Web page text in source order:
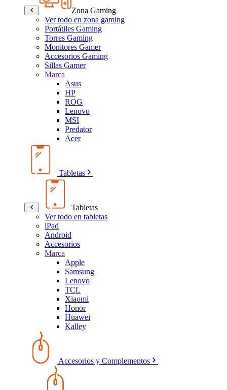
Zona Gaming
Ver todo en zona gaming
Portátiles Gaming
Torres Gaming
Monitores Gamer
Accesorios Gaming
Sillas Gamer
Marca
Asus
HP
ROG
Lenovo
MSI
Predator
Acer
Tabletas
Tabletas
Ver todo en tabletas
iPad
Android
Accesorios
Marca
Apple
Samsung
Lenovo
TCL
Xiaomi
Honor
Huawei
Kalley
Accesorios y Complementos